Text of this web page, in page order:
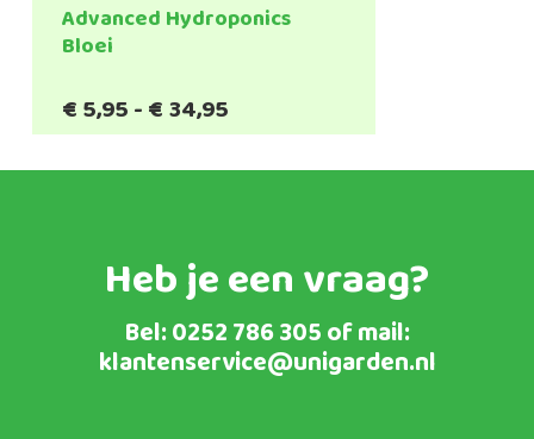
Advanced Hydroponics
Bloei
€5,95-€34,95Prijsklasse:
€5,95
tot
Heb je een vraag?
Bel:0252 786 305of mail:
klantenservice@unigarden.nl